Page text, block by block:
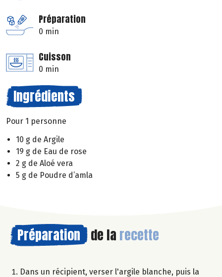
Préparation
0 min
Cuisson
0 min
Ingrédients
Pour 1 personne
10 g de Argile
19 g de Eau de rose
2 g de Aloé vera
5 g de Poudre d’amla
Préparation de la recette
Dans un récipient, verser l'argile blanche, puis la